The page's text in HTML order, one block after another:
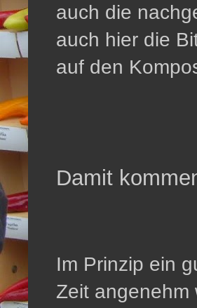
auch die
auch hier die
auf den
Damit
Im Prinzip ein
Zeit angenehm